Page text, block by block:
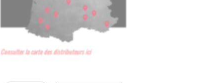
Consulter la carte des distributeurs ici